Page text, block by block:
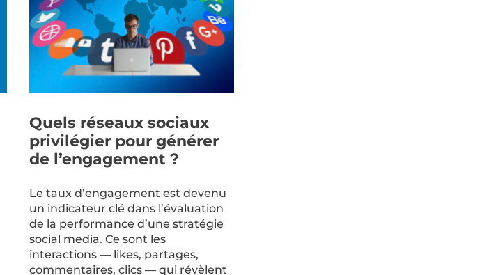
Quels réseaux sociaux
privilégier pour générer
de l’engagement ?
Le taux d’engagement est devenu
un indicateur clé dans l’évaluation
de la performance d’une stratégie
social media. Ce sont les
interactions — likes, partages,
commentaires, clics — qui révèlent